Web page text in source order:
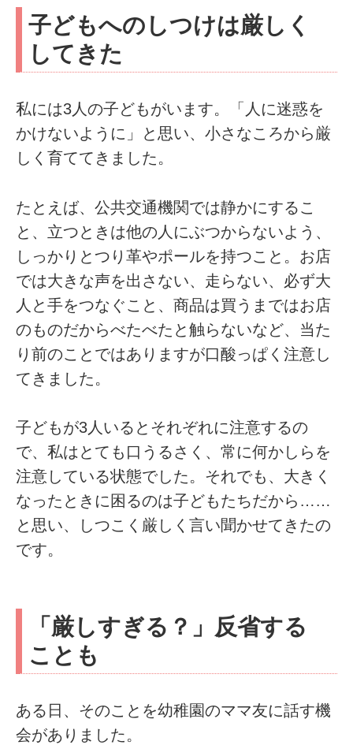
子どもへのしつけは厳しく
してきた
私には3人の子どもがいます。「人に迷惑を
かけないように」と思い、小さなころから厳
しく育ててきました。
たとえば、公共交通機関では静かにするこ
と、立つときは他の人にぶつからないよう、
しっかりとつり革やポールを持つこと。お店
では大きな声を出さない、走らない、必ず大
人と手をつなぐこと、商品は買うまではお店
のものだからべたべたと触らないなど、当た
り前のことではありますが口酸っぱく注意し
てきました。
子どもが3人いるとそれぞれに注意するの
で、私はとても口うるさく、常に何かしらを
注意している状態でした。それでも、大きく
なったときに困るのは子どもたちだから……
と思い、しつこく厳しく言い聞かせてきたの
です。
「厳しすぎる？」反省する
ことも
ある日、そのことを幼稚園のママ友に話す機
会がありました。